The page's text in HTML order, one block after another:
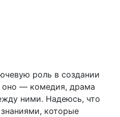
роль в создании
оно — комедия, драма
ними. Надеюсь, что
которые